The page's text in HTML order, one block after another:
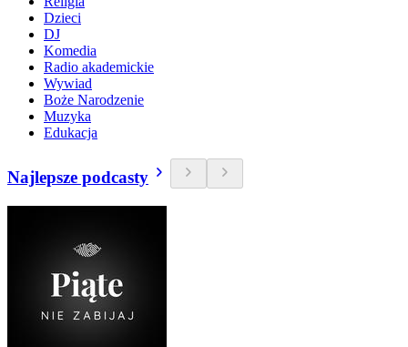
Dzieci
DJ
Komedia
Radio akademickie
Wywiad
Boże Narodzenie
Muzyka
Edukacja
Najlepsze podcasty